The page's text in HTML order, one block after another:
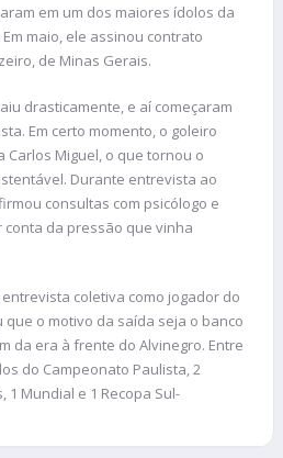
em um dos maiores ídolos da
maio, ele assinou contrato
de Minas Gerais.
drasticamente, e aí começaram
Em certo momento, o goleiro
Miguel, o que tornou o
Durante entrevista ao
consultas com psicólogo e
da pressão que vinha
coletiva como jogador do
que o motivo da saída seja o banco
da era à frente do Alvinegro. Entre
do Campeonato Paulista, 2
1 Mundial e 1 Recopa Sul-